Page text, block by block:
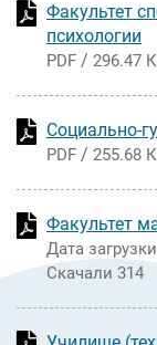
Факультет
психологии
PDF / 296.47
Социально-
PDF / 255.68
Факультет
Дата
Скачали 314